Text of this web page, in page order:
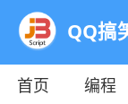
QQ搞
首页 编程